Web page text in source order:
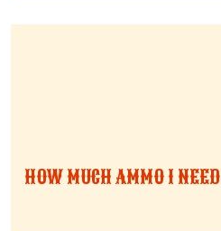
HOW MUCH AMMO I NEED